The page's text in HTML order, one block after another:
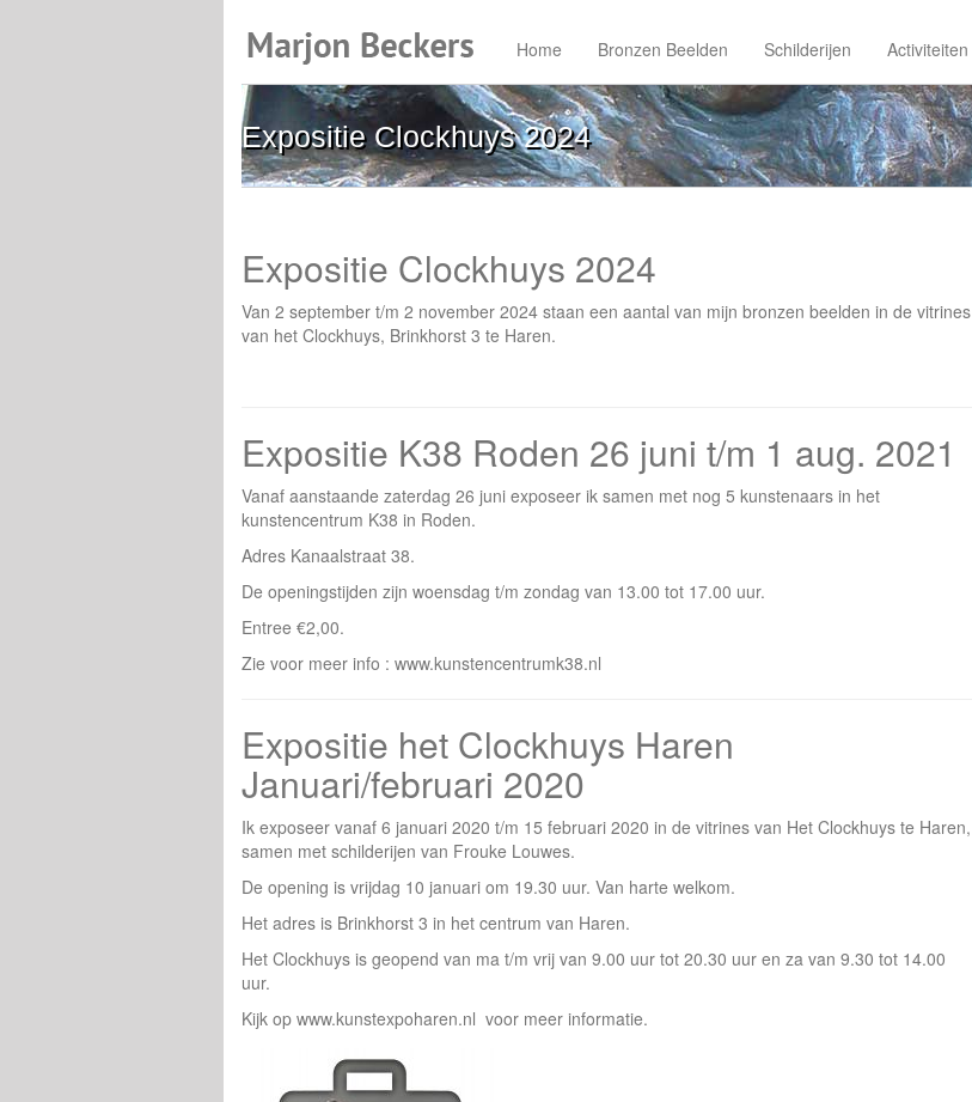
Home Bronzen Beelden Schilderijen Activiteiten
Expositie Clockhuys 2024
Expositie Clockhuys 2024
Van 2 september t/m 2 november 2024 staan een aantal van mijn bronzen beelden in de vitrines
van het Clockhuys, Brinkhorst 3 te Haren.
Expositie K38 Roden 26 juni t/m 1 aug. 2021
Vanaf aanstaande zaterdag 26 juni exposeer ik samen met nog 5 kunstenaars in het
kunstencentrum K38 in Roden.
Adres Kanaalstraat 38.
De openingstijden zijn woensdag t/m zondag van 13.00 tot 17.00 uur.
Entree €2,00.
Zie voor meer info : www.kunstencentrumk38.nl
Expositie het Clockhuys Haren
Januari/februari 2020
Ik exposeer vanaf 6 januari 2020 t/m 15 februari 2020 in de vitrines van Het Clockhuys te Haren,
samen met schilderijen van Frouke Louwes.
De opening is vrijdag 10 januari om 19.30 uur. Van harte welkom.
Het adres is Brinkhorst 3 in het centrum van Haren.
Het Clockhuys is geopend van ma t/m vrij van 9.00 uur tot 20.30 uur en za van 9.30 tot 14.00
uur.
Kijk op www.kunstexpoharen.nl voor meer informatie.